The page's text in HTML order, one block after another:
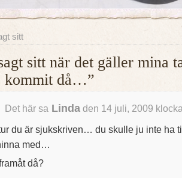
sitt
sitt när det gäller mina
kommit då…”
Det här sa Lindaden 14 juli, 2009
du är sjukskriven… du skulle ju inte ha
med…
då?